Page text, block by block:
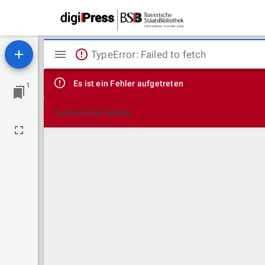
1
Mirador
Viewer
TypeError: Failed to fetch
Es ist ein Fehler aufgetreten
Technische Details